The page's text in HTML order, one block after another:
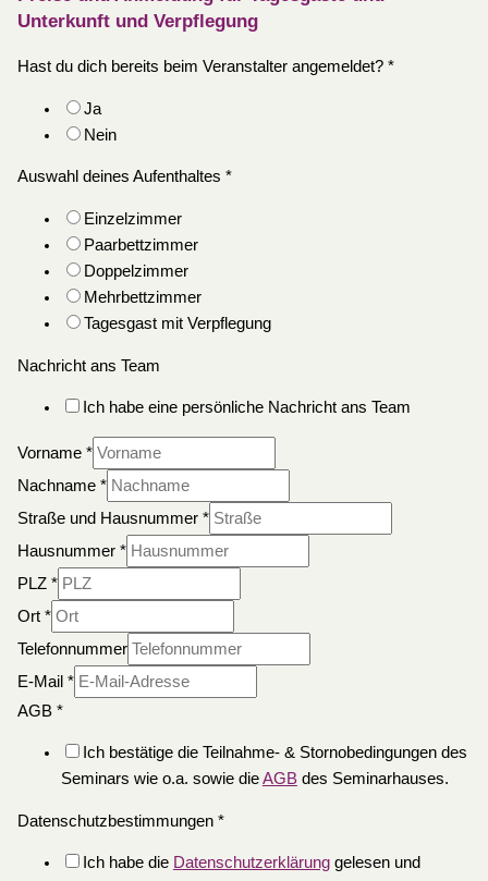
Unterkunft und Verpflegung
Hast du dich bereits beim Veranstalter angemeldet? *
Ja
Nein
Auswahl deines Aufenthaltes *
Einzelzimmer
Paarbettzimmer
Doppelzimmer
Mehrbettzimmer
Tagesgast mit Verpflegung
Nachricht ans Team
Ich habe eine persönliche Nachricht ans Team
Vorname *
Nachname *
Straße und Hausnummer *
Hausnummer *
PLZ *
Ort *
Telefonnummer
E-Mail *
AGB *
Ich bestätige die Teilnahme- & Stornobedingungen des
Seminars wie o.a. sowie dieAGBdes Seminarhauses.
Datenschutzbestimmungen *
Ich habe die Datenschutzerklärunggelesen und